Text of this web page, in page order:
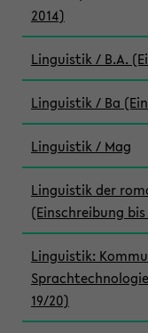
2014)
Linguistik / B.A.
Linguistik / Ba
Linguistik / Mag
Linguistik der
(Einschreibung bis
Linguistik:
19/20)